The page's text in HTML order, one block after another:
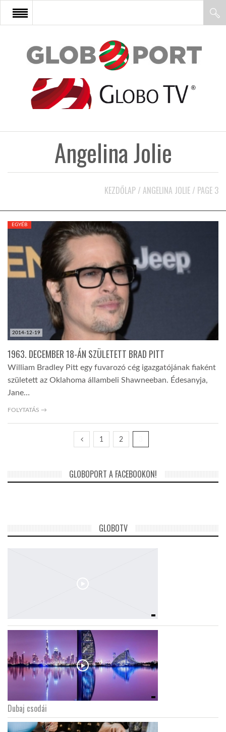
FŐOLDAL
AFRIKA
KÖZEL-KELET
AUSZTRÁLIA
A VILÁG ITTHON
GLOBOTV BP
TROPICALMAGAZIN
AFRIKA TUDÁSTÁR
GLOBOZSARU
DOBRAVERO.HU
LATIMO.HU
Angelina Jolie
KEZDŐLAP / ANGELINA JOLIE / PAGE 3
2014-12-19
EGYÉB
1963. DECEMBER 18-ÁN SZÜLETETT BRAD PITT
William Bradley Pitt egy fuvarozó cég igazgatójának fiaként
született az Oklahoma állambeli Shawneeban. Édesanyja,
Jane…
FOLYTATÁS →
1 2
GLOBOPORT A FACEBOOKON!
GLOBOTV
Dubaj csodái